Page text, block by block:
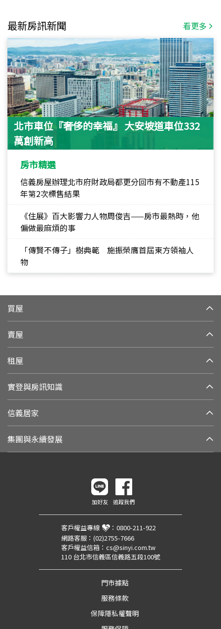
最新房訊新聞 看更多
北市車位『奢侈的幸福』 大安坡道車位332
萬創新高
房市精選
信義房屋辦理北市府財政局都更分回市有不動產115
年第2次標售結果
《住展》百大影響力人物周俊吉——房市最熱時，他
偏做最麻煩的事
「傳賢不傳子」樹典範 施振榮膺首屆東方領袖人
物
買屋
賣屋
租屋
實登與房訊知識
信義居家
集團與永續發展
加好友 追蹤我們
客戶權益專線 ： 0800-211-922
網路客服： (02)2755-7666
客戶權益信箱： cs@sinyi.com.tw
110 台北市信義區信義路五段100號
門市據點
服務條款
保障隱私權聲明